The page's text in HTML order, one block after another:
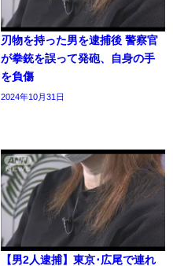
刃物を持った男を逮捕後 警察官
が拳銃を誤って発砲、自身の手
を負傷
2024年10月31日
【男2人逮捕】東京･広尾で連れ